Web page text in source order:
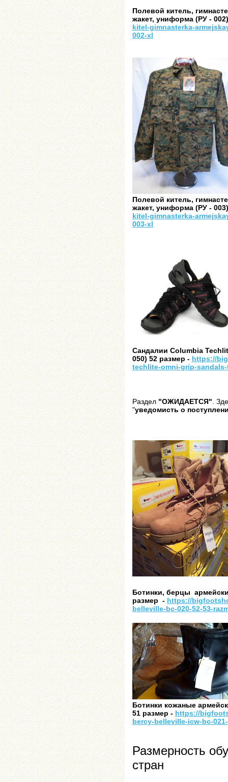
Полевой китель,
жакет, униформа (РУ -
kitel-gimnasterka-
002-xl
Полевой китель,
жакет, униформа (РУ -
kitel-gimnasterka-
003-xl
Сандалии Columbia
050) 52 размер - https://
techlite-omni-grip-
Раздел "ОЖИДАЕТСЯ" .
"уведомисть о
Ботинки, берцы
размер - https://
belleville-bc-020-52-53-
Ботинки кожаные
51 размер - https://
bercy-belleville-icw-bc-
Размерность
стран